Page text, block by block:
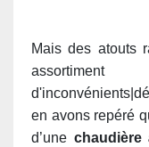
Mais des atouts
assortiment
en avons repéré
d’une chaudière